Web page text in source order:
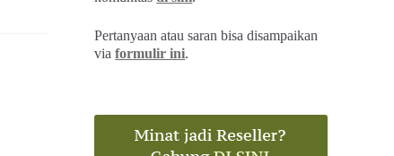
Pertanyaan atau saran bisa disampaikan
viaformulir ini.